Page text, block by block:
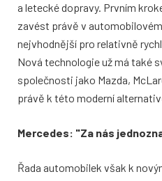
a letecké dopravy. Prvním
zavést právě v
nejvhodnější pro relativně
Nová technologie už má také
společnosti jako Mazda,
právě k této moderní
Mercedes: "Za nás
Řada automobilek však k